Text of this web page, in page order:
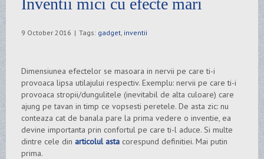
Inventii mici cu efecte mari
9 October 2016 | Tags: gadget inventii
Dimensiunea efectelor se masoara in nervii pe care ti-i
provoaca lipsa utilajului respectiv. Exemplu: nervii pe care ti-i
provoaca stropii/dungulitele (inevitabil de alta culoare) care
ajung pe tavan in timp ce vopsesti peretele. De asta zic: nu
conteaza cat de banala pare la prima vedere o inventie, ea
devine importanta prin confortul pe care ti-l aduce. Si multe
dintre cele din articolul asta corespund definitiei. Mai putin
prima.